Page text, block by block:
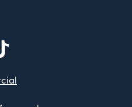
janela)
nova janela)
uma nova janela)
em uma nova janela)